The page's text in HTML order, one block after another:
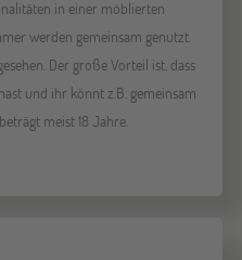
in einer möblierten
werden gemeinsam genutzt.
Der große Vorteil ist, dass
und ihr könnt z.B. gemeinsam
meist 18 Jahre.